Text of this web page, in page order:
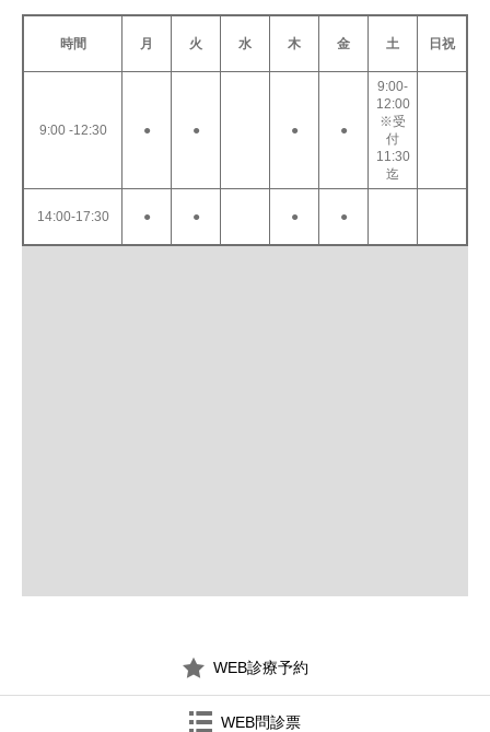
時間 月 火 水 木 金 土 日祝
9:00 -12:30 ● ● ● ●
9:00-
12:00
※受
付
11:30
迄
14:00-17:30 ● ● ● ●
WEB診療予約
WEB問診票